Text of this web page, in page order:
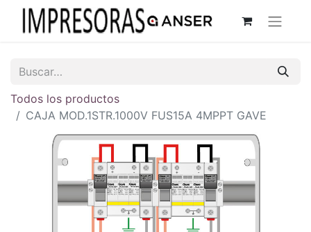
Todos los productos
CAJA MOD.1STR.1000V FUS15A 4MPPT GAVE